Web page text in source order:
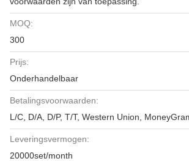
MOQ:
300
Prijs:
Onderhandelbaar
Betalingsvoorwaarden:
L/C, D/A, D/P, T/T, Western Union,
Leveringsvermogen:
20000set/month